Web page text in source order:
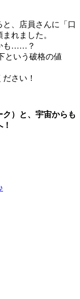
、店員さんに「口
れました。
も……？
という破格の値
さい！
）と、宇宙からも